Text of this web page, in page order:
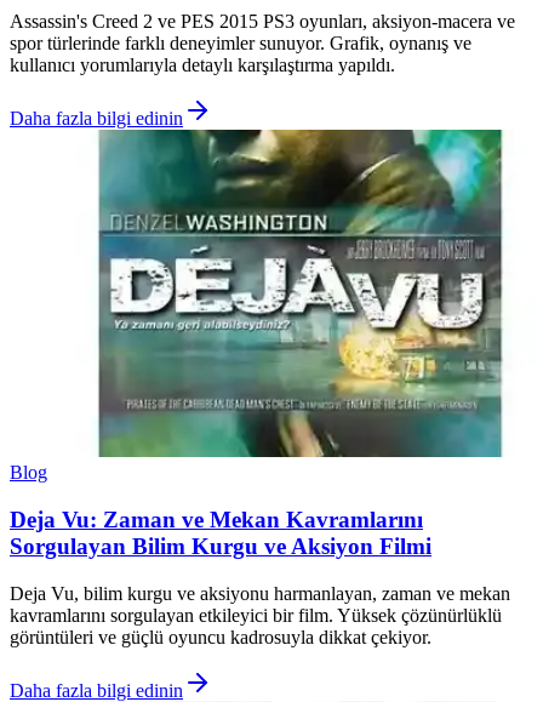
Assassin's Creed 2 ve PES 2015 PS3 oyunları, aksiyon-macera ve
spor türlerinde farklı deneyimler sunuyor. Grafik, oynanış ve
kullanıcı yorumlarıyla detaylı karşılaştırma yapıldı.
Daha fazla bilgi edinin
Blog
Deja Vu: Zaman ve Mekan Kavramlarını
Sorgulayan Bilim Kurgu ve Aksiyon Filmi
Deja Vu, bilim kurgu ve aksiyonu harmanlayan, zaman ve mekan
kavramlarını sorgulayan etkileyici bir film. Yüksek çözünürlüklü
görüntüleri ve güçlü oyuncu kadrosuyla dikkat çekiyor.
Daha fazla bilgi edinin